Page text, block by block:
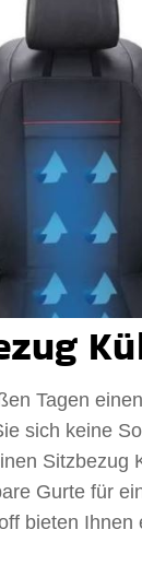
Tagen
sich keine
Sitzbezug
Gurte für
bieten Ihnen